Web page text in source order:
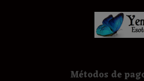
Métodos de